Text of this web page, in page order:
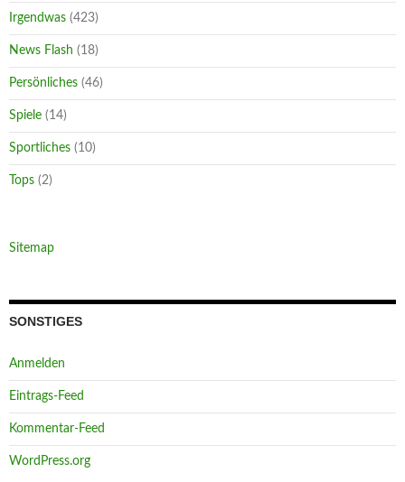
Irgendwas (423)
News Flash (18)
Persönliches (46)
Spiele (14)
Sportliches (10)
Tops (2)
Sitemap
SONSTIGES
Anmelden
Eintrags-Feed
Kommentar-Feed
WordPress.org